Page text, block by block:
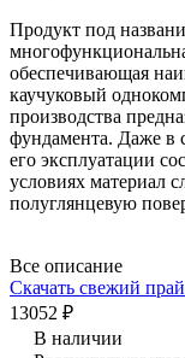
Продукт под
обеспечивающая
каучуковый
производства
фундамента. Даже в
его эксплуатации
условиях материал
полуглянцевую
Все описание
Скачать свежий
13052 ₽
В наличии